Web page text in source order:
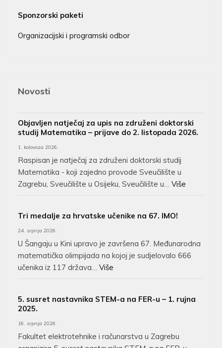
Sponzorski paketi
Organizacijski i programski odbor
Novosti
Objavljen natječaj za upis na združeni doktorski
studij Matematika – prijave do 2. listopada 2026.
1. kolovoza 2026.
Raspisan je natječaj za združeni doktorski studij
Matematika - koji zajedno provode Sveučilište u
Zagrebu, Sveučilište u Osijeku, Sveučilište u… Više
Tri medalje za hrvatske učenike na 67. IMO!
24. srpnja 2026.
U Šangaju u Kini upravo je završena 67. Međunarodna
matematička olimpijada na kojoj je sudjelovalo 666
učenika iz 117 država… Više
5. susret nastavnika STEM-a na FER-u – 1. rujna
2025.
16. srpnja 2026.
Fakultet elektrotehnike i računarstva u Zagrebu